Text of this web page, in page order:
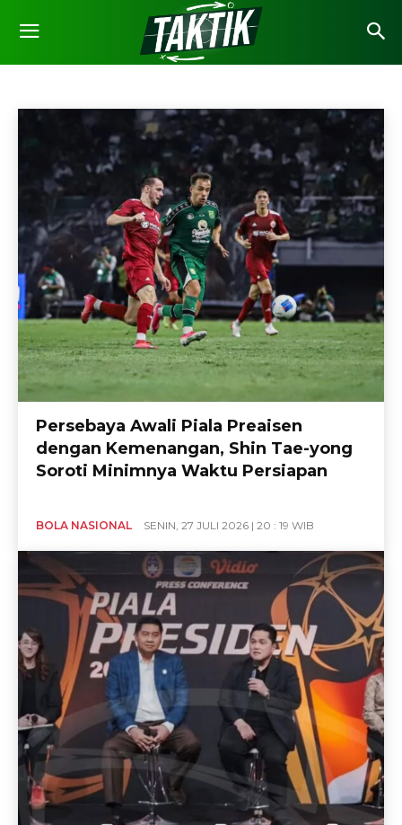
BOLA NASIONAL
Persebaya Awali Piala Preaisen
dengan Kemenangan, Shin Tae-yong
Soroti Minimnya Waktu Persiapan
BOLA NASIONAL SENIN, 27 JULI 2026 | 20 : 19 WIB